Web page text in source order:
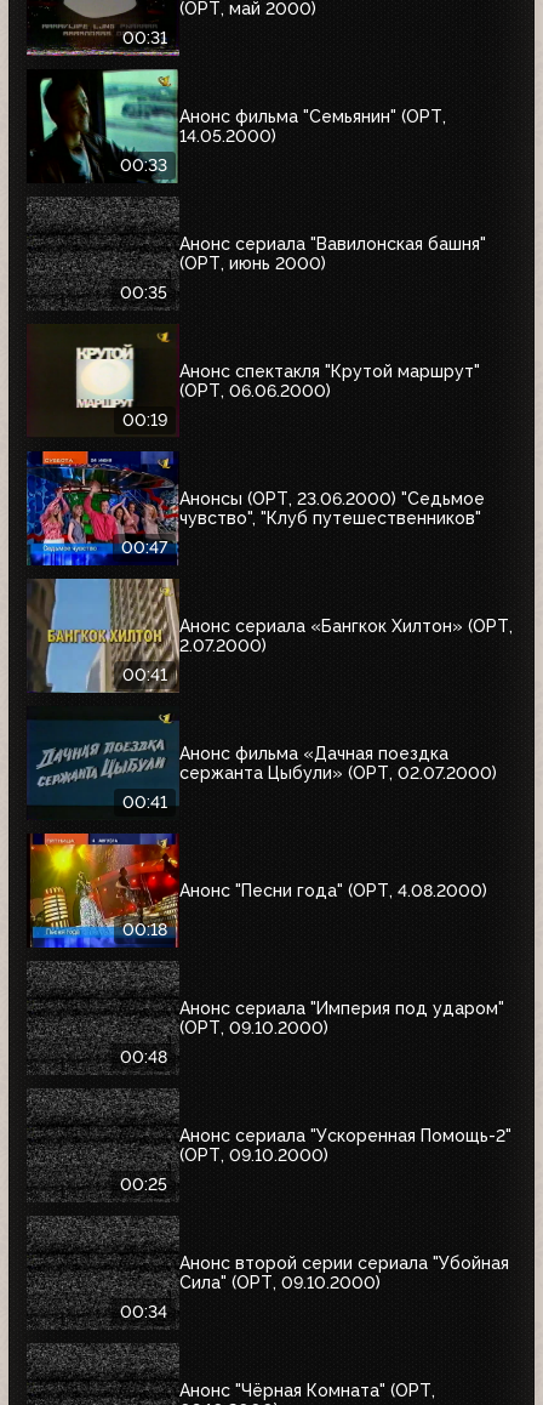
00:31
(ОРТ, май 2000)
00:33
Анонс фильма "Семьянин" (ОРТ,
14.05.2000)
00:35
Анонс сериала "Вавилонская башня"
(ОРТ, июнь 2000)
00:19
Анонс спектакля "Крутой маршрут"
(ОРТ, 06.06.2000)
00:47
Анонсы (ОРТ, 23.06.2000) "Седьмое
чувство", "Клуб путешественников"
00:41
Анонс сериала «Бангкок Хилтон» (ОРТ,
2.07.2000)
00:41
Анонс фильма «Дачная поездка
сержанта Цыбули» (ОРТ, 02.07.2000)
00:18
Анонс "Песни года" (ОРТ, 4.08.2000)
00:48
Анонс сериала "Империя под ударом"
(ОРТ, 09.10.2000)
00:25
Анонс сериала "Ускоренная Помощь-2"
(ОРТ, 09.10.2000)
00:34
Анонс второй серии сериала "Убойная
Сила" (ОРТ, 09.10.2000)
Анонс "Чёрная Комната" (ОРТ,